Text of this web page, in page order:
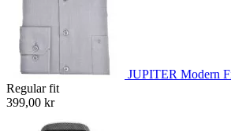
JUPITER Modern
Regular fit
399,00 kr